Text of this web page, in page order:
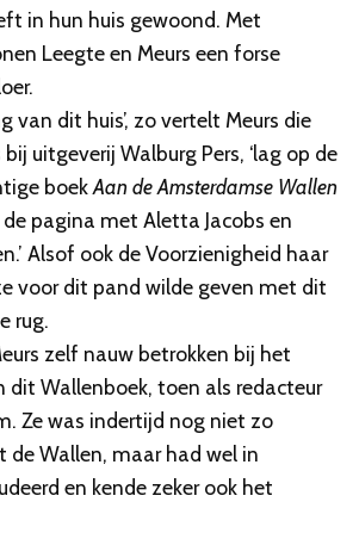
in hun huis gewoond. Met
Leegte en Meurs een forse
van dit huis’, zo vertelt Meurs die
uitgeverij Walburg Pers, ‘lag op de
boekAan de Amsterdamse Wallen
pagina met Aletta Jacobs en
Alsof ook de Voorzienigheid haar
voor dit pand wilde geven met dit
rug.
zelf nauw betrokken bij het
dit Wallenboek, toen als redacteur
Ze was indertijd nog niet zo
de Wallen, maar had wel in
en kende zeker ook het